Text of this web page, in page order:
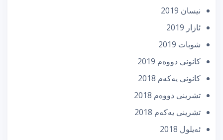
نیسان 2019
ئازار 2019
شوبات 2019
كانونی دووه‌م 2019
كانونی یه‌كه‌م 2018
تشرینی دووه‌م 2018
تشرینی یه‌كه‌م 2018
ئه‌یلول 2018